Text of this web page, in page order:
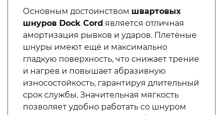
Основным достоинством швартовых
шнуров Dock Cord является отличная
амортизация рывков и ударов. Плетёные
шнуры имеют ещё и максимально
гладкую поверхность, что снижает трение
и нагрев и повышает абразивную
износостойкость, гарантируя длительный
срок службы. Значительная мягкость
позволяет удобно работать со шнуром